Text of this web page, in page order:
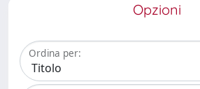
Opzioni
Ordina per: